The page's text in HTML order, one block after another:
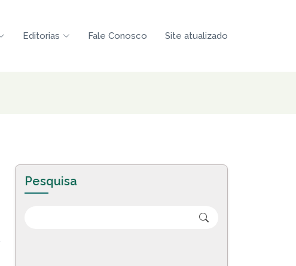
Editorias Fale Conosco Site atualizado
Pesquisa